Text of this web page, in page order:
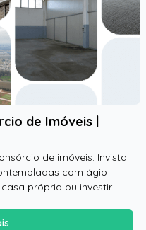
de Imóveis |
de imóveis. Invista
com ágio
própria ou investir.